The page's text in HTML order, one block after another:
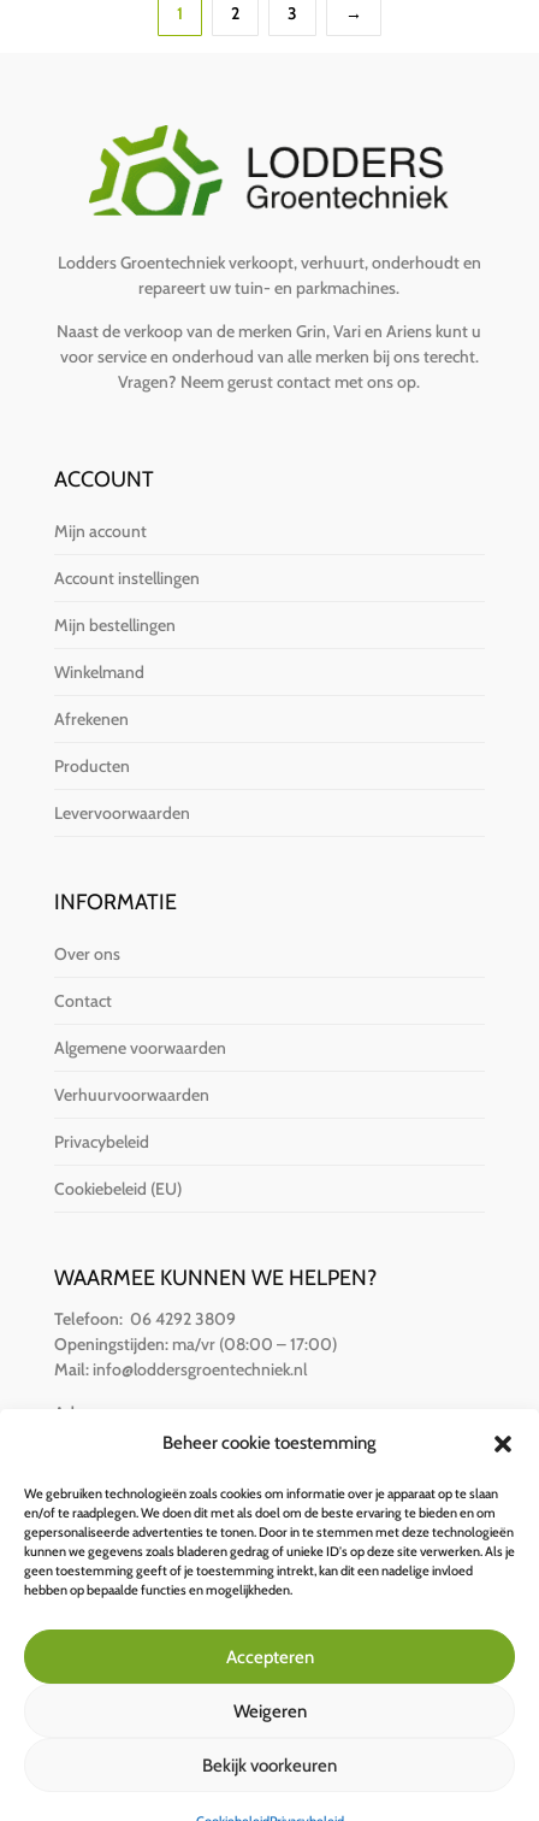
Beheer cookie toestemming
We gebruiken technologieën zoals cookies om informatie over je apparaat op te slaan
en/of te raadplegen. We doen dit met als doel om de beste ervaring te bieden en om
gepersonaliseerde advertenties te tonen. Door in te stemmen met deze technologieën
kunnen we gegevens zoals bladeren gedrag of unieke ID's op deze site verwerken. Als je
geen toestemming geeft of je toestemming intrekt, kan dit een nadelige invloed
hebben op bepaalde functies en mogelijkheden.
Accepteren
Weigeren
Bekijk voorkeuren
1 2 3 →
Lodders Groentechniek verkoopt, verhuurt, onderhoudt en
repareert uw tuin- en parkmachines.
Naast de verkoop van de merken Grin, Vari en Ariens kunt u
voor service en onderhoud van alle merken bij ons terecht.
Vragen? Neem gerust contact met ons op.
ACCOUNT
Mijn account
Account instellingen
Mijn bestellingen
Winkelmand
Afrekenen
Producten
Levervoorwaarden
INFORMATIE
Over ons
Contact
Algemene voorwaarden
Verhuurvoorwaarden
Privacybeleid
Cookiebeleid (EU)
WAARMEE KUNNEN WE HELPEN?
Telefoon: 06 4292 3809
Openingstijden:ma/vr (08:00 – 17:00)
Mail: info@loddersgroentechniek.nl
Adres:
Van der Hamlaan 16
BETALINGSOPTIES